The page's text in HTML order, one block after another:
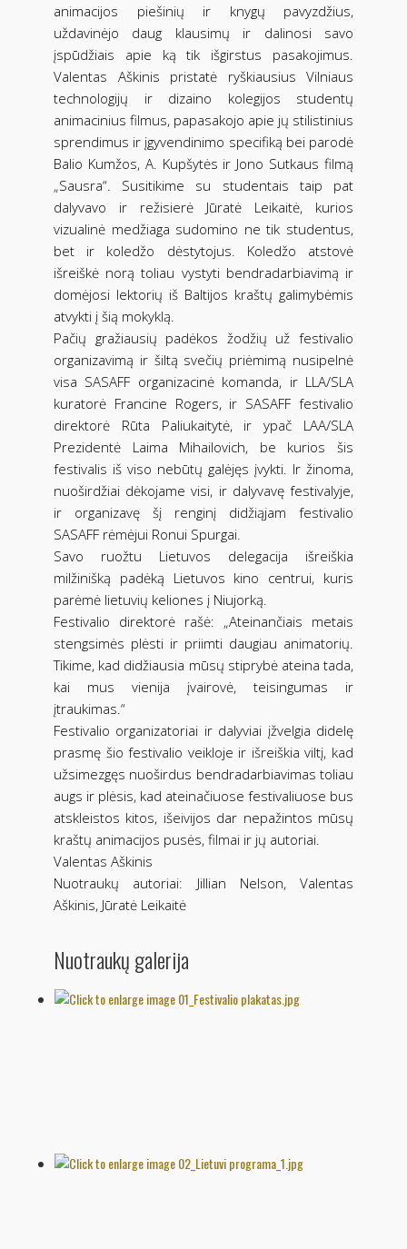
animacijos piešinių ir knygų pavyzdžius,
uždavinėjo daug klausimų ir dalinosi savo
įspūdžiais apie ką tik išgirstus pasakojimus.
Valentas Aškinis pristatė ryškiausius Vilniaus
technologijų ir dizaino kolegijos studentų
animacinius filmus, papasakojo apie jų stilistinius
sprendimus ir įgyvendinimo specifiką bei parodė
Balio Kumžos, A. Kupšytės ir Jono Sutkaus filmą
„Sausra“. Susitikime su studentais taip pat
dalyvavo ir režisierė Jūratė Leikaitė, kurios
vizualinė medžiaga sudomino ne tik studentus,
bet ir koledžo dėstytojus. Koledžo atstovė
išreiškė norą toliau vystyti bendradarbiavimą ir
domėjosi lektorių iš Baltijos kraštų galimybėmis
atvykti į šią mokyklą.
Pačių gražiausių padėkos žodžių už festivalio
organizavimą ir šiltą svečių priėmimą nusipelnė
visa SASAFF organizacinė komanda, ir LLA/SLA
kuratorė Francine Rogers, ir SASAFF festivalio
direktorė Rūta Paliukaitytė, ir ypač LAA/SLA
Prezidentė Laima Mihailovich, be kurios šis
festivalis iš viso nebūtų galėjęs įvykti. Ir žinoma,
nuoširdžiai dėkojame visi, ir dalyvavę festivalyje,
ir organizavę šį renginį didžiąjam festivalio
SASAFF rėmėjui Ronui Spurgai.
Savo ruožtu Lietuvos delegacija išreiškia
milžinišką padėką Lietuvos kino centrui, kuris
parėmė lietuvių keliones į Niujorką.
Festivalio direktorė rašė: „Ateinančiais metais
stengsimės plėsti ir priimti daugiau animatorių.
Tikime, kad didžiausia mūsų stiprybė ateina tada,
kai mus vienija įvairovė, teisingumas ir
įtraukimas.“
Festivalio organizatoriai ir dalyviai įžvelgia didelę
prasmę šio festivalio veikloje ir išreiškia viltį, kad
užsimezgęs nuoširdus bendradarbiavimas toliau
augs ir plėsis, kad ateinačiuose festivaliuose bus
atskleistos kitos, išeivijos dar nepažintos mūsų
kraštų animacijos pusės, filmai ir jų autoriai.
Valentas Aškinis
Nuotraukų autoriai: Jillian Nelson, Valentas
Aškinis, Jūratė Leikaitė
Nuotraukų galerija